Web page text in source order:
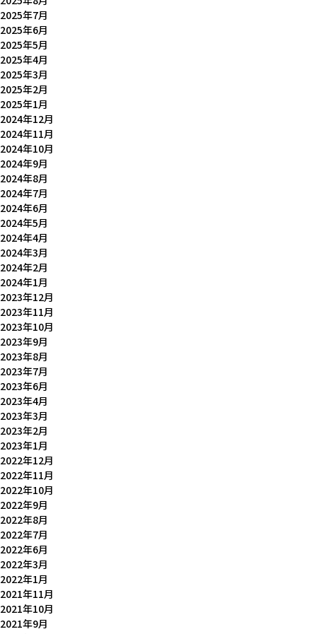
2025年7月
2025年6月
2025年5月
2025年4月
2025年3月
2025年2月
2025年1月
2024年12月
2024年11月
2024年10月
2024年9月
2024年8月
2024年7月
2024年6月
2024年5月
2024年4月
2024年3月
2024年2月
2024年1月
2023年12月
2023年11月
2023年10月
2023年9月
2023年8月
2023年7月
2023年6月
2023年4月
2023年3月
2023年2月
2023年1月
2022年12月
2022年11月
2022年10月
2022年9月
2022年8月
2022年7月
2022年6月
2022年3月
2022年1月
2021年11月
2021年10月
2021年9月